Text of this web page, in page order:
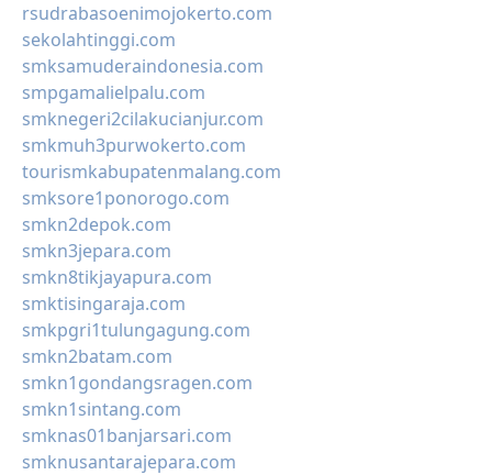
rsudrabasoenimojokerto.com
sekolahtinggi.com
smksamuderaindonesia.com
smpgamalielpalu.com
smknegeri2cilakucianjur.com
smkmuh3purwokerto.com
tourismkabupatenmalang.com
smksore1ponorogo.com
smkn2depok.com
smkn3jepara.com
smkn8tikjayapura.com
smktisingaraja.com
smkpgri1tulungagung.com
smkn2batam.com
smkn1gondangsragen.com
smkn1sintang.com
smknas01banjarsari.com
smknusantarajepara.com